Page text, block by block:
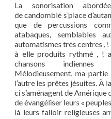
La sonorisation
de candomblé s’place
que de percussions
atabaques, semblables
automatismes très centres ,
à elle produits rythmé , !
chansons indiennes
Mélodieusement, ma
l’autre les prêtes jésuites. À
ci s’aménagent de
de évangéliser leurs «
là leurs falloir religieuses